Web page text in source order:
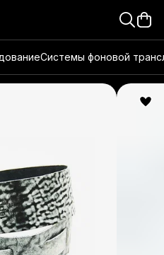
Системы фоновой